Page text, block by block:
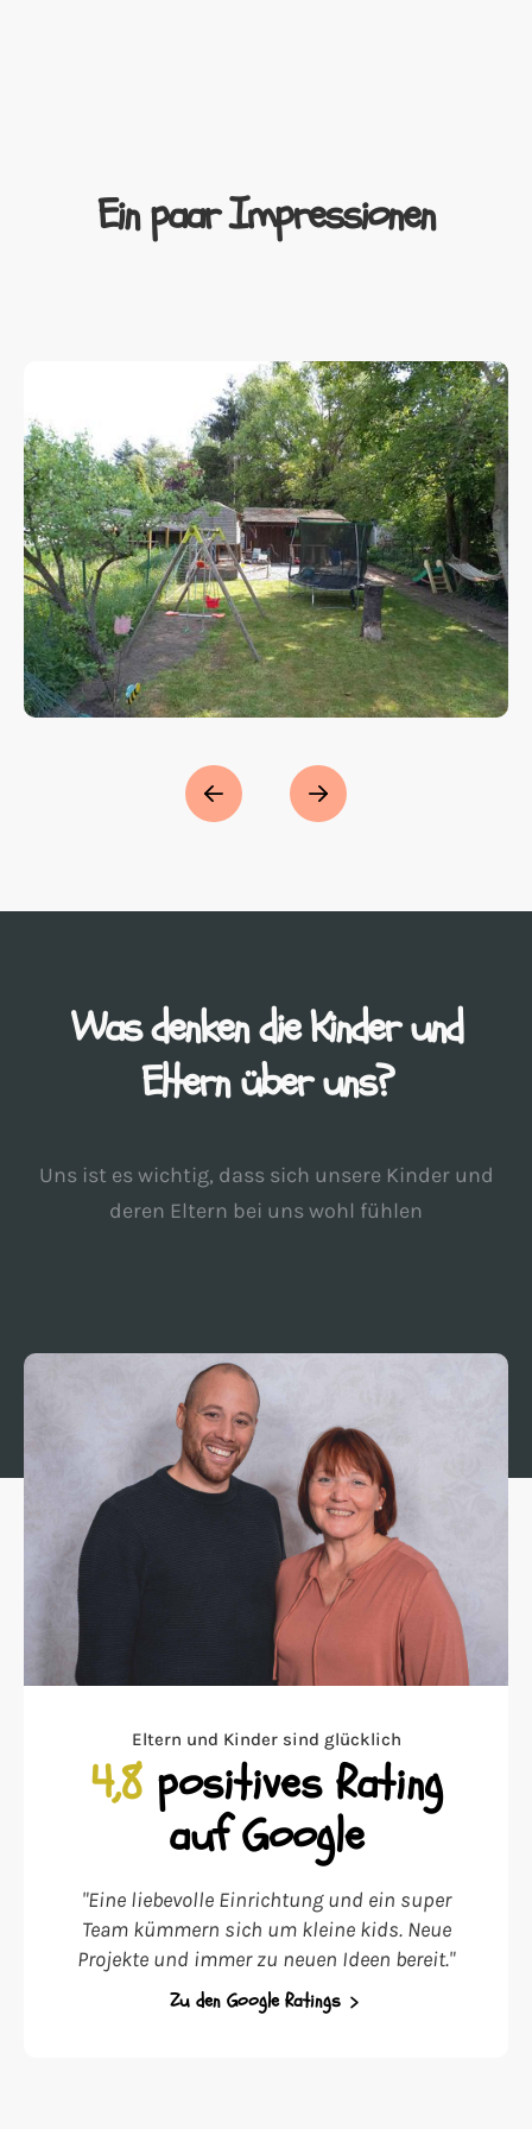
Ein paar Impressionen
Was denken die Kinder und
Eltern über uns?
Uns ist es wichtig, dass sich unsere Kinder und
deren Eltern bei uns wohl fühlen
Eltern und Kinder sind glücklich
4,8positives Rating
auf Google
"Eine liebevolle Einrichtung und ein super
Team kümmern sich um kleine kids. Neue
Projekte und immer zu neuen Ideen bereit."
Zu den Google Ratings